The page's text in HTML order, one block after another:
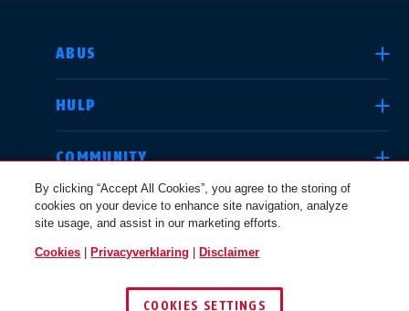
ABUS
HULP
COMMUNITY
JURIDISCHE KWESTIES
LAND SELECTEREN
Deutschland
By clicking “Accept All Cookies”, you agree to the storing of
cookies on your device to enhance site navigation, analyze
site usage, and assist in our marketing efforts.
Cookies Privacyverklaring Disclaimer
COOKIES SETTINGS